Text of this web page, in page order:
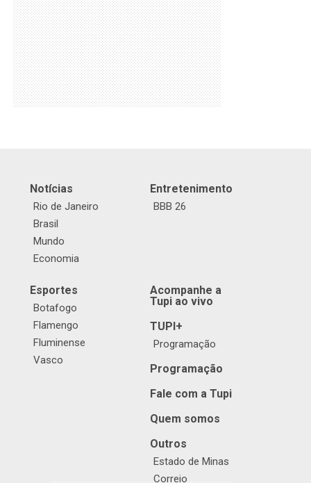
Notícias
Rio de Janeiro
Brasil
Mundo
Economia
Entretenimento
BBB 26
Esportes
Botafogo
Flamengo
Fluminense
Vasco
Acompanhe a
Tupi ao vivo
TUPI+
Programação
Programação
Fale com a Tupi
Quem somos
Outros
Estado de Minas
Correio